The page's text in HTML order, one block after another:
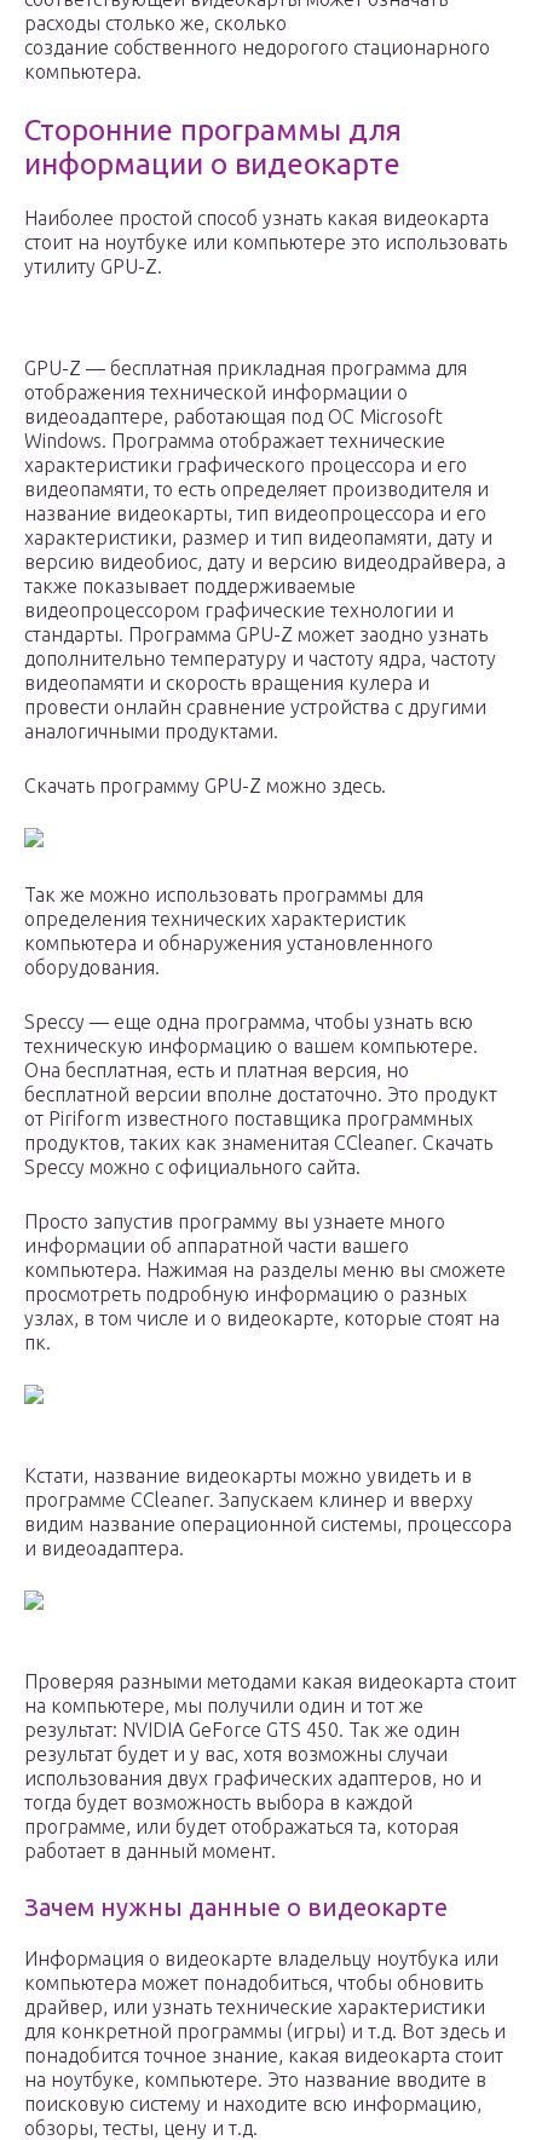
расходы столько же, сколько
создание собственного недорогого стационарного
компьютера.
Сторонние программы для
информации о видеокарте
Наиболее простой способ узнать какая видеокарта
стоит на ноутбуке или компьютере это использовать
утилиту GPU-Z.
GPU-Z — бесплатная прикладная программа для
отображения технической информации о
видеоадаптере, работающая под ОС Microsoft
Windows. Программа отображает технические
характеристики графического процессора и его
видеопамяти, то есть определяет производителя и
название видеокарты, тип видеопроцессора и его
характеристики, размер и тип видеопамяти, дату и
версию видеобиос, дату и версию видеодрайвера, а
также показывает поддерживаемые
видеопроцессором графические технологии и
стандарты. Программа GPU-Z может заодно узнать
дополнительно температуру и частоту ядра, частоту
видеопамяти и скорость вращения кулера и
провести онлайн сравнение устройства с другими
аналогичными продуктами.
Скачать программу GPU-Z можно здесь.
Так же можно использовать программы для
определения технических характеристик
компьютера и обнаружения установленного
оборудования.
Speccy — еще одна программа, чтобы узнать всю
техническую информацию о вашем компьютере.
Она бесплатная, есть и платная версия, но
бесплатной версии вполне достаточно. Это продукт
от Piriform известного поставщика программных
продуктов, таких как знаменитая CCleaner. Скачать
Speccy можно с официального сайта.
Просто запустив программу вы узнаете много
информации об аппаратной части вашего
компьютера. Нажимая на разделы меню вы сможете
просмотреть подробную информацию о разных
узлах, в том числе и о видеокарте, которые стоят на
пк.
Кстати, название видеокарты можно увидеть и в
программе CCleaner. Запускаем клинер и вверху
видим название операционной системы, процессора
и видеоадаптера.
Проверяя разными методами какая видеокарта стоит
на компьютере, мы получили один и тот же
результат: NVIDIA GeForce GTS 450. Так же один
результат будет и у вас, хотя возможны случаи
использования двух графических адаптеров, но и
тогда будет возможность выбора в каждой
программе, или будет отображаться та, которая
работает в данный момент.
Зачем нужны данные о видеокарте
Информация о видеокарте владельцу ноутбука или
компьютера может понадобиться, чтобы обновить
драйвер, или узнать технические характеристики
для конкретной программы (игры) и т.д. Вот здесь и
понадобится точное знание, какая видеокарта стоит
на ноутбуке, компьютере. Это название вводите в
поисковую систему и находите всю информацию,
обзоры, тесты, цену и т.д.